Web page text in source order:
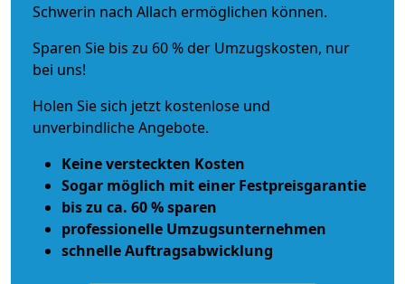
Schwerin nach Allach ermöglichen können.
Sparen Sie bis zu 60 % der Umzugskosten, nur
bei uns!
Holen Sie sich jetzt kostenlose und
unverbindliche Angebote.
Keine versteckten Kosten
Sogar möglich mit einer Festpreisgarantie
bis zu ca. 60 % sparen
professionelle Umzugsunternehmen
schnelle Auftragsabwicklung